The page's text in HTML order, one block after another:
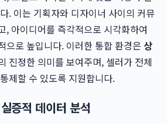
. 이는 기획자와 디자이너 사이의 커뮤
, 아이디어를 즉각적으로 시각화하여
으로 높입니다. 이러한 통합 환경은 상
진정한 의미를 보여주며, 셀러가 전체
제할 수 있도록 지원합니다.
증적 데이터 분석